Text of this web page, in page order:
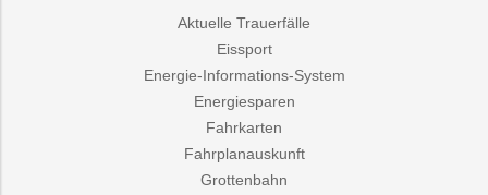
Aktuelle Trauerfälle
Eissport
Energie-Informations-System
Energiesparen
Fahrkarten
Fahrplanauskunft
Grottenbahn